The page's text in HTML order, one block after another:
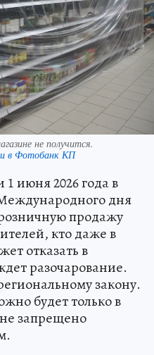
не получится.
в Фотобанк КП
1 июня 2026 года в
дня
продажу
кто даже в
отказать в
разочарование.
закону.
будет только в
запрещено